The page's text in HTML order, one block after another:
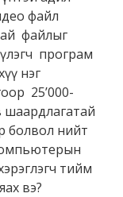
файл
файлыг
програм
нэг
25’000-
шаардлагатай
болвол нийт
тийм
вэ?